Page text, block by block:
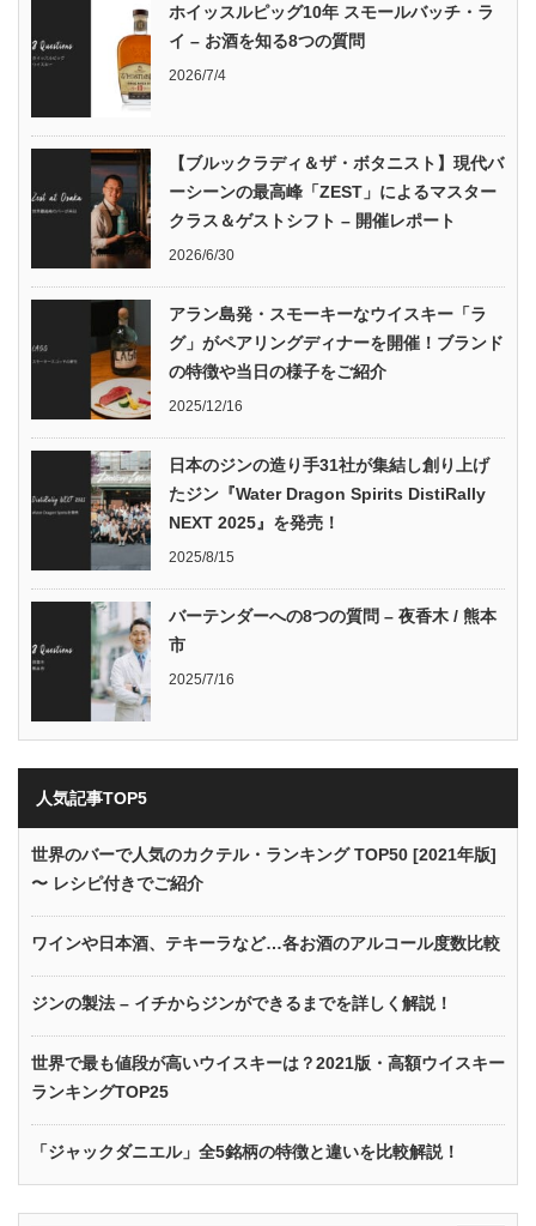
ホイッスルピッグ10年 スモールバッチ・ラ
イ – お酒を知る8つの質問
2026/7/4
【ブルックラディ＆ザ・ボタニスト】現代バ
ーシーンの最高峰「ZEST」によるマスター
クラス＆ゲストシフト – 開催レポート
2026/6/30
アラン島発・スモーキーなウイスキー「ラ
グ」がペアリングディナーを開催！ブランド
の特徴や当日の様子をご紹介
2025/12/16
日本のジンの造り手31社が集結し創り上げ
たジン『Water Dragon Spirits DistiRally
NEXT 2025』を発売！
2025/8/15
バーテンダーへの8つの質問 – 夜香木 / 熊本
市
2025/7/16
人気記事TOP5
世界のバーで人気のカクテル・ランキング TOP50 [2021年版]
〜 レシピ付きでご紹介
ワインや日本酒、テキーラなど…各お酒のアルコール度数比較
ジンの製法 – イチからジンができるまでを詳しく解説！
世界で最も値段が高いウイスキーは？2021版・高額ウイスキー
ランキングTOP25
「ジャックダニエル」全5銘柄の特徴と違いを比較解説！